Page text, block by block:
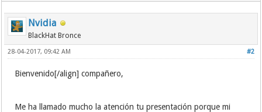
Nvidia
BlackHat Bronce
#2
28-04-2017, 09:42 AM
Bienvenido[/align] compañero,
Me ha llamado mucho la atención tu presentación porque mi